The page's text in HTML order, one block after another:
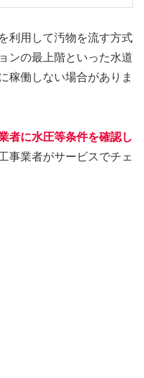
利用して汚物を流す方式
ンの最上階といった水道
稼働しない場合がありま
者に水圧等条件を確認し
事業者がサービスでチェ